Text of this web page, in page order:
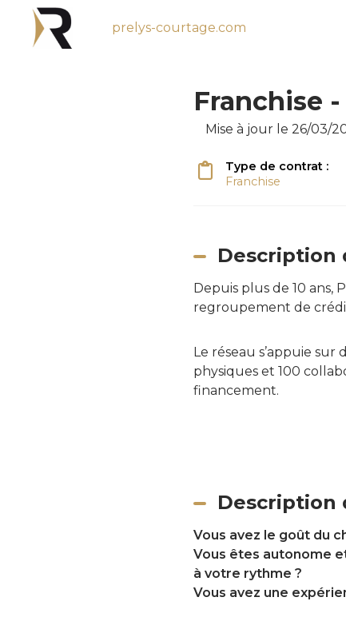
prelys-courtage.com
Franchise
Mise à jour le 26/03/
Type de contrat :
Franchise
Description
Depuis plus de 10 ans,
regroupement de
Le réseau s’appuie sur
physiques et 100
financement.
Description
Vous avez le goût du
Vous êtes autonome
à votre rythme ?
Vous avez une